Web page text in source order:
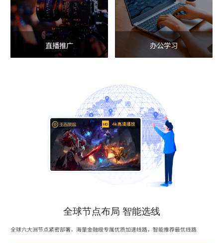
直播推广 办公学习
全球节点布局 智能选线
全球六大洲节点紧密部署，海量金融级专属优质加速线路，智能推荐最优线路